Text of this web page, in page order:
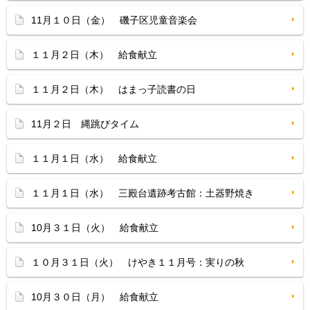
11月１０日（金） 磯子区児童音楽会
１１月２日（木） 給食献立
１１月２日（木） はまっ子読書の日
11月２日 縄跳びタイム
１１月１日（水） 給食献立
１１月１日（水） 三殿台遺跡考古館：土器野焼き
10月３１日（火） 給食献立
１０月３１日（火） けやき１１月号：実りの秋
10月３０日（月） 給食献立